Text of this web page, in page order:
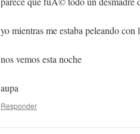
yo mientras me estaba peleando con
nos vemos esta noche
aupa
Responder